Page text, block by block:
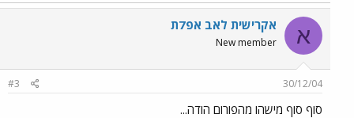
א אקרישית לאב אפ7ת
New member
30/12/04
#3
סוף סוף מישהו מהפורום הודה...